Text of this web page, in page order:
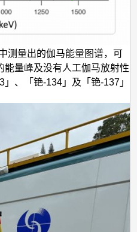
测量出的伽马能量图谱，可
量峰及没有人工伽马放射性
、「铯-134」及「铯-137」